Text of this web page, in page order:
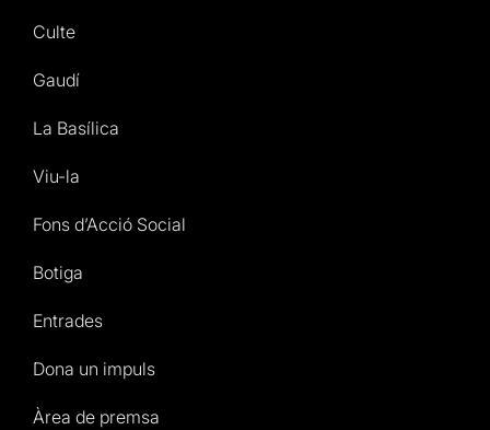
Culte
Gaudí
La Basílica
Viu-la
Fons d’Acció Social
Botiga
Entrades
Dona un impuls
Àrea de premsa